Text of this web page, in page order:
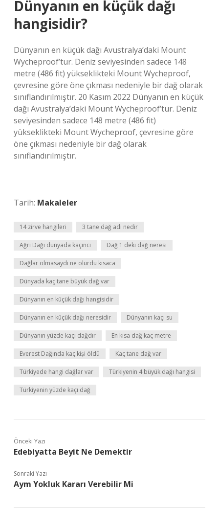
Dünyanın en küçük dağı
hangisidir?
Dünyanın en küçük dağı Avustralya’daki Mount
Wycheproof’tur. Deniz seviyesinden sadece 148
metre (486 fit) yükseklikteki Mount Wycheproof,
çevresine göre öne çıkması nedeniyle bir dağ olarak
sınıflandırılmıştır. 20 Kasım 2022 Dünyanın en küçük
dağı Avustralya’daki Mount Wycheproof’tur. Deniz
seviyesinden sadece 148 metre (486 fit)
yükseklikteki Mount Wycheproof, çevresine göre
öne çıkması nedeniyle bir dağ olarak
sınıflandırılmıştır.
Tarih: Makaleler
14 zirve hangileri 3 tane dağ adı nedir
Ağrı Dağı dünyada kaçıncı Dağ 1 deki dağ neresi
Dağlar olmasaydı ne olurdu kısaca
Dünyada kaç tane büyük dağ var
Dünyanın en küçük dağı hangisidir
Dünyanın en küçük dağı neresidir Dünyanın kaçı su
Dünyanın yüzde kaçı dağdır En kısa dağ kaç metre
Everest Dağında kaç kişi öldü Kaç tane dağ var
Türkiyede hangi dağlar var Türkiyenin 4 büyük dağı hangisi
Türkiyenin yüzde kaçı dağ
Önceki Yazı
Edebiyatta Beyit Ne Demektir
Sonraki Yazı
Aym Yokluk Kararı Verebilir Mi